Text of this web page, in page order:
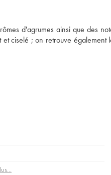
d'agrumes ainsi que des
ciselé ; on retrouve également